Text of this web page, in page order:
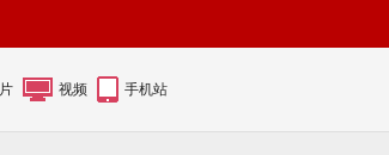
视频 手机站